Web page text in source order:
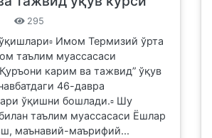
295
Имом Термизий ўрта
таълим муассасаси
карим ва тажвид” ўқув
46-давра
ўқишни бошлади.▫️ Шу
таълим муассасаси Ёшлар
маънавий-маърифий...